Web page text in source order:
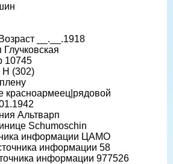
__.__.1918
10745
H (302)
красноармеец|рядовой
Альтварп
Schumoschin
информации ЦАМО
информации 58
информации 977526